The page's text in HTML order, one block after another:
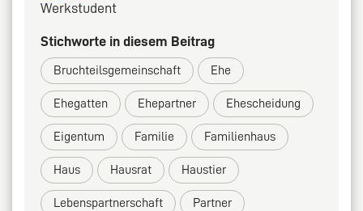
Werkstudent
Stichworte in diesem Beitrag
Bruchteilsgemeinschaft Ehe
Ehegatten Ehepartner Ehescheidung
Eigentum Familie Familienhaus
Haus Hausrat Haustier
Lebenspartnerschaft Partner